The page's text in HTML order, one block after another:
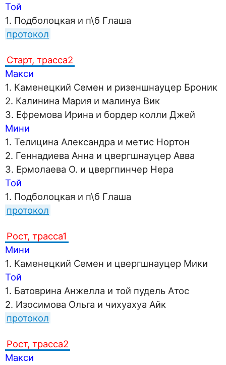
Той
1. Подболоцкая и п\б Глаша
протокол
Старт, трасса2
Макси
1. Каменецкий Семен и ризеншнауцер Броник
2. Калинина Мария и малинуа Вик
3. Ефремова Ирина и бордер колли Джей
Мини
1. Телицина Александра и метис Нортон
2. Геннадиева Анна и цвергшнауцер Авва
3. Ермолаева О. и цвергпинчер Нера
Той
1. Подболоцкая и п\б Глаша
протокол
Рост, трасса1
Мини
1. Каменецкий Семен и цвергшнауцер Мики
Той
1. Батоврина Анжелла и той пудель Атос
2. Изосимова Ольга и чихуахуа Айк
протокол
Рост, трасса2
Макси